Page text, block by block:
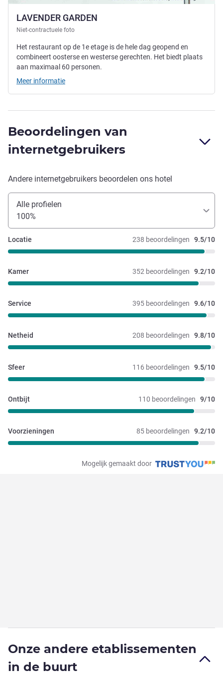
LAVENDER GARDEN
Niet-contractuele foto
Het restaurant op de 1e etage is de hele dag geopend en
combineert oosterse en westerse gerechten. Het biedt plaats
aan maximaal 60 personen.
Meer informatie
Beoordelingen van
internetgebruikers
Andere internetgebruikers beoordelen ons hotel
Alle profielen
100%
238 beoordelingen 9.5/10
Locatie
352 beoordelingen 9.2/10
Kamer
395 beoordelingen 9.6/10
Service
208 beoordelingen 9.8/10
Netheid
116 beoordelingen 9.5/10
Sfeer
110 beoordelingen 9/10
Ontbijt
85 beoordelingen 9.2/10
Voorzieningen
Mogelijk gemaakt door
Onze andere etablissementen
in de buurt